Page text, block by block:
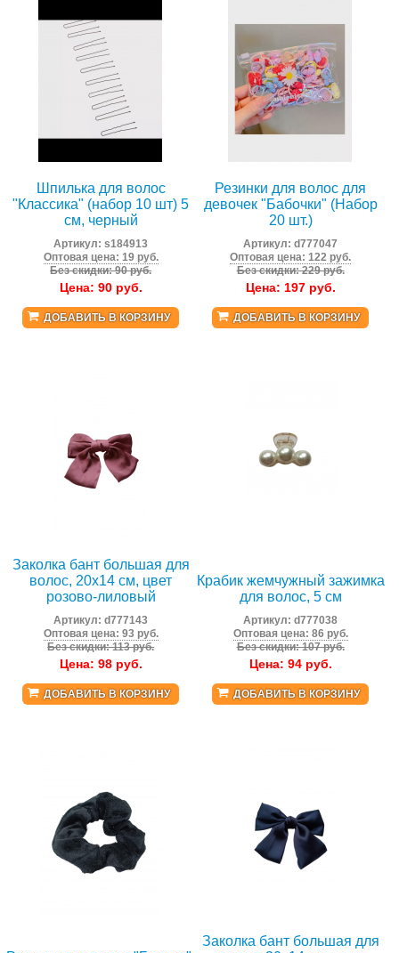
Шпилька для волос
"Классика" (набор 10 шт) 5
см, черный
Артикул:s184913
Оптовая цена: 19 руб.
Без скидки: 90 руб.
Цена: 90руб.
ДОБАВИТЬ В КОРЗИНУ
Резинки для волос для
девочек "Бабочки" (Набор
20 шт.)
Артикул:d777047
Оптовая цена: 122 руб.
Без скидки: 229 руб.
Цена: 197руб.
ДОБАВИТЬ В КОРЗИНУ
Заколка бант большая для
волос, 20x14 см, цвет
розово-лиловый
Артикул:d777143
Оптовая цена: 93 руб.
Без скидки: 113 руб.
Цена: 98руб.
ДОБАВИТЬ В КОРЗИНУ
Крабик жемчужный зажимка
для волос, 5 см
Артикул:d777038
Оптовая цена: 86 руб.
Без скидки: 107 руб.
Цена: 94руб.
ДОБАВИТЬ В КОРЗИНУ
Заколка бант большая для